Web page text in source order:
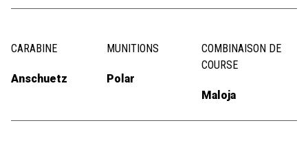
CARABINE
Anschuetz
MUNITIONS
Polar
COMBINAISON DE
COURSE
Maloja